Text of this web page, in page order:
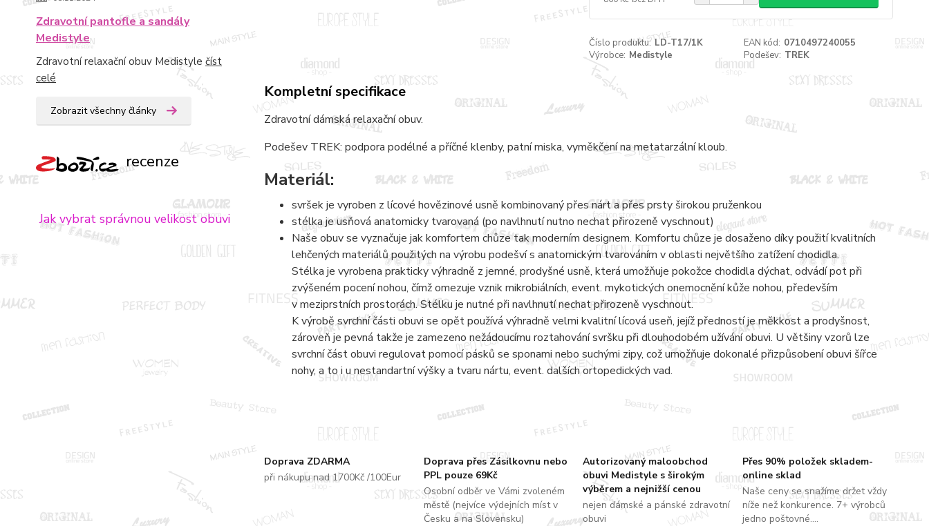
Zdravotní pantofle a sandály
Medistyle
Zdravotní relaxační obuv Medistyle číst
celé
Zobrazit všechny články
recenze
Jak vybrat správnou velikost obuvi
Číslo produktu: LD-T17/1K EAN kód: 0710497240055
Výrobce: Medistyle Podešev: TREK
Doprava ZDARMA
při nákupu nad 1700Kč /100Eur
Doprava přes Zásilkovnu nebo
PPL pouze 69Kč
Osobní odběr ve Vámi zvoleném
městě (nejvíce výdejních míst v
Česku a na Slovensku)
Autorizovaný maloobchod
obuvi Medistyle s širokým
výběrem a nejnižší cenou
nejen dámské a pánské zdravotní
obuvi
Přes 90% položek skladem-
online sklad
Naše ceny se snažíme držet vždy
níže než konkurence. 7+ výrobců
jedno poštovné....
Kompletní specifikace
Zdravotní dámská relaxační obuv.
Podešev TREK: podpora podélné a příčné klenby, patní miska, vyměkčení na metatarzální kloub.
Materiál:
svršek je vyroben z lícové hovězinové usně kombinovaný přes nárt a přes prsty širokou pruženkou
stélka je usňová anatomicky tvarovaná (po navlhnutí nutno nechat přirozeně vyschnout)
Naše obuv se vyznačuje jak komfortem chůze tak moderním designem. Komfortu chůze je dosaženo díky použití kvalitních
lehčených materiálů použitých na výrobu podešví s anatomickým tvarováním v oblasti největšího zatížení chodidla.
Stélka je vyrobena prakticky výhradně z jemné, prodyšné usně, která umožňuje pokožce chodidla dýchat, odvádí pot při
zvýšeném pocení nohou, čímž omezuje vznik mikrobiálních, event. mykotických onemocnění kůže nohou, především
v meziprstních prostorách. Stélku je nutné při navlhnutí nechat přirozeně vyschnout.
K výrobě svrchní části obuvi se opět používá výhradně velmi kvalitní lícová useň, jejíž předností je měkkost a prodyšnost,
zároveň je pevná takže je zamezeno nežádoucímu roztahování svršku při dlouhodobém užívání obuvi. U většiny vzorů lze
svrchní část obuvi regulovat pomocí pásků se sponami nebo suchými zipy, což umožňuje dokonalé přizpůsobení obuvi šířce
nohy, a to i u nestandartní výšky a tvaru nártu, event. dalších ortopedických vad.